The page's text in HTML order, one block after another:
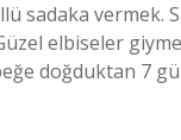
sadaka vermek.
elbiseler
doğduktan 7